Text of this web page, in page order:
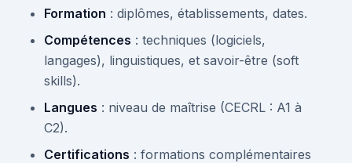
Formation : diplômes, établissements, dates.
Compétences : techniques (logiciels,
langages), linguistiques, et savoir-être (soft
skills).
Langues : niveau de maîtrise (CECRL : A1 à
C2).
Certifications : formations complémentaires